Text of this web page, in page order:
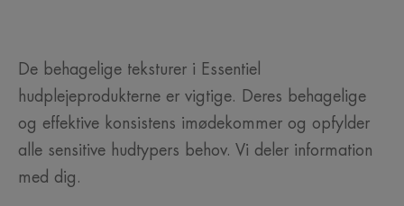
De behagelige teksturer i Essentiel
hudplejeprodukterne er vigtige. Deres behagelige
og effektive konsistens imødekommer og opfylder
alle sensitive hudtypers behov. Vi deler information
med dig.